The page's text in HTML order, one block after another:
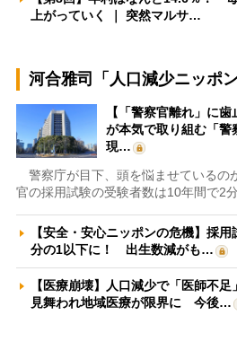
上がっていく ｜ 突然マルサ…
河合雅司「人口減少ニッポン
【「警察官離れ」に
が本気で取り組む「
現…
警察庁が目下、頭を悩ませているの
官の採用試験の受験者数は10年間で2
【安全・安心ニッポンの危機】採
分の1以下に！ 出生数減がも…
【医療崩壊】人口減少で「医師不
見舞われ地域医療が限界に 今後…